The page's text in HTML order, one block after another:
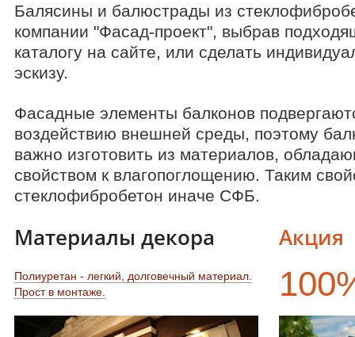
Балясины и балюстрады из
компании "Фасад-проект", выбрав
каталогу на сайте, или сделать
эскизу.
Фасадные элементы балконов
воздействию внешней среды, поэтому
важно изготовить из материалов,
свойством к влагопоглощению. Таким
стеклофибробетон иначе СФБ.
Акция
Материалы декора
Полиуретан - легкий, долговечный материал.
Прост в монтаже.